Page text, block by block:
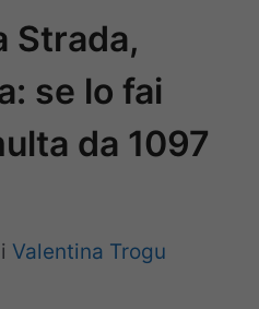
Strada,
se lo fai
da 1097
Valentina Trogu